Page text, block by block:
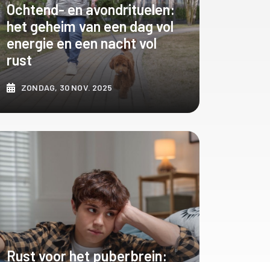
Ochtend- en avondrituelen:
het geheim van een dag vol
energie en een nacht vol
rust
ZONDAG, 30 NOV. 2025
ONTDEK MEER
Rust voor het puberbrein: